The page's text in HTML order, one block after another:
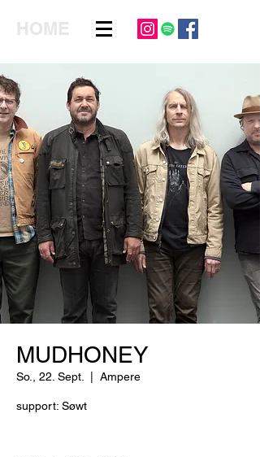
HOME
MUDHONEY
So., 22. Sept. Ampere
support: Søwt